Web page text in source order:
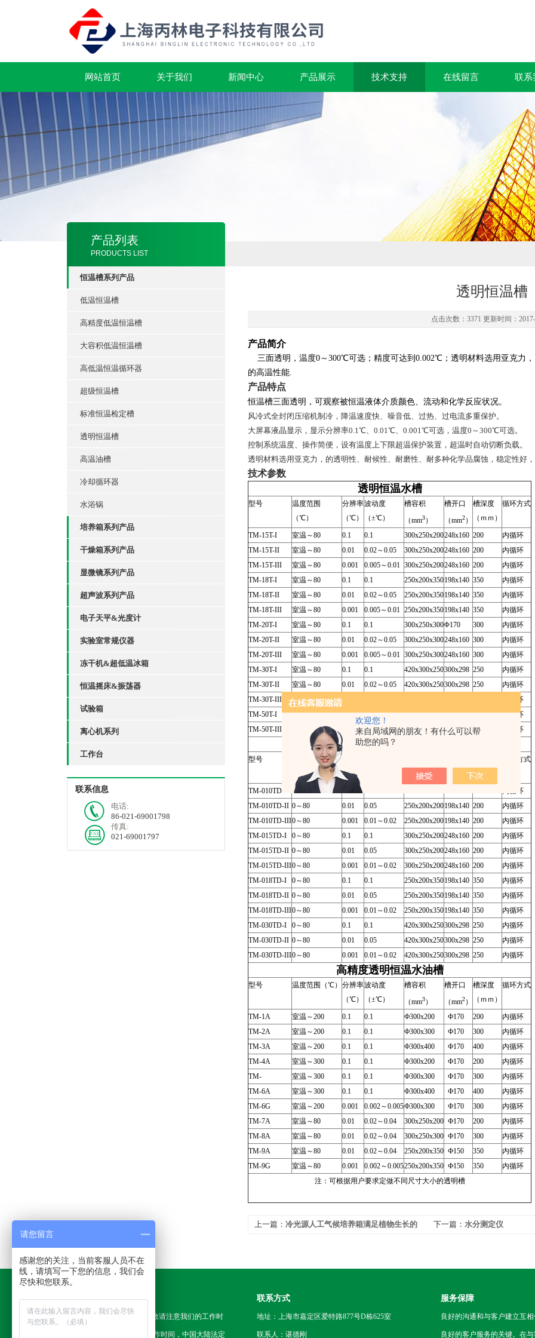
欢迎您！
来自局域网的朋友！有什么可以帮
助您的吗？
网站首页 关于我们 新闻中心 产品展示 技术支持 在线留言 联系
产品列表
PRODUCTS LIST
恒温槽系列产品
低温恒温槽
高精度低温恒温槽
大容积低温恒温槽
高低温恒温循环器
超级恒温槽
标准恒温检定槽
透明恒温槽
高温油槽
冷却循环器
水浴锅
培养箱系列产品
干燥箱系列产品
显微镜系列产品
超声波系列产品
电子天平&光度计
实验室常规仪器
冻干机&超低温冰箱
恒温摇床&振荡器
试验箱
离心机系列
工作台
联系信息
电话:
86-021-69001798
传真:
021-69001797
透明恒温槽
点击次数：3371 更新时间：
产品简介
三面透明，温度0～300℃可选；精度可达到0.002℃；透明材料选用亚克力
的高温性能.
产品特点
恒温槽三面透明，可观察被恒温液体介质颜色、流动和化学反应状况。
风冷式全封闭压缩机制冷，降温速度快、噪音低、过热、过电流多重保护。
大屏幕液晶显示，显示分辨率0.1℃、0.01℃、0.001℃可选，温度0～300℃可选。
控制系统温度、操作简便，设有温度上下限超温保护装置，超温时自动切断负载。
透明材料选用亚克力，的透明性、耐候性、耐磨性、耐多种化学品腐蚀，稳定性好
技术参数
透明恒温水槽
型号
温度范围
（℃）
分辨率
（℃）
波动度
（±℃）
槽容积
（mm3）
槽开口
（mm2）
槽深度
（ｍｍ）
循环方式
TM-15T-I 室温～80 0.1 0.1 300x250x200248x160 200
内循环
TM-15T-II
室温～80 0.01 0.02～0.05 300x250x200248x160 200
内循环
TM-15T-III
室温～80 0.001 0.005～0.01 300x250x200248x160 200
内循环
TM-18T-I
室温～80 0.1 0.1 250x200x350198x140 350
内循环
TM-18T-II
室温～80 0.01 0.02～0.05 250x200x350198x140 350
内循环
TM-18T-III
室温～80 0.001 0.005～0.01 250x200x350198x140 350
内循环
TM-20T-I
室温～80 0.1 0.1 300x250x300Φ170 300
内循环
TM-20T-II
室温～80 0.01 0.02～0.05 300x250x300248x160 300
内循环
TM-20T-III
室温～80 0.001 0.005～0.01 300x250x300248x160 300
内循环
TM-30T-I
室温～80 0.1 0.1 420x300x250300x298 250
内循环
TM-30T-II
室温～80 0.01 0.02～0.05 420x300x250300x298 250
内循环
TM-30T-III
室温～80 0.001
内循环
TM-50T-I
室温～80 0.1 0.1 500x350x300380x348 300
内循环
TM-50T-III
室温～80 0.001 0.01～0.02 500x350x300380x348 300 内循环
高精度透明低温恒温槽
型号
温度范围
（℃）
（℃）
（mm3） ）（ｍｍ）
循环方式
TM-010TD-I 0～80
内循环
TM-010TD-II 0～80 0.01 0.05 250x200x200198x140 200
内循环
TM-010TD-III0～80 0.001 0.01～0.02 250x200x200198x140 200
内循环
TM-015TD-I
0～80 0.1 0.1 300x250x200248x160 200
内循环
TM-015TD-II 0～80 0.01 0.05 300x250x200248x160 200
内循环
TM-015TD-III0～80 0.001 0.01～0.02 300x250x200248x160 200
内循环
TM-018TD-I
0～80 0.1 0.1 250x200x350198x140 350
内循环
TM-018TD-II 0～80 0.01 0.05 250x200x350198x140 350
内循环
TM-018TD-III0～80 0.001 0.01～0.02 250x200x350198x140 350
内循环
TM-030TD-I
0～80 0.1 0.1 420x300x250300x298 250
内循环
TM-030TD-II 0～80 0.01 0.05 420x300x250300x298 250
内循环
TM-030TD-III0～80 0.001 0.01～0.02 420x300x250300x298 250 内循环
高精度透明恒温水油槽
型号 温度范围（℃） 分辨率
（℃）
波动度
（±℃）
槽容积
（mm3）
槽开口
（mm2）
槽深度
（ｍｍ）
循环方式
TM-1A 室温～200 0.1 0.1 Ф300x200 Ф170 200
内循环
TM-2A
室温～200 0.1 0.1 Ф300x300 Ф170 300
内循环
TM-3A
室温～200 0.1 0.1 Ф300x400 Ф170 400
内循环
TM-4A
室温～300 0.1 0.1 Ф300x200 Ф170 200
内循环
TM-
室温～300 0.1 0.1 Ф300x300 Ф170 300
内循环
TM-6A
室温～300 0.1 0.1 Ф300x400 Ф170 400
内循环
TM-6G
室温～200 0.001 0.002～0.005Ф300x300 Ф170 300
内循环
TM-7A
室温～80 0.01 0.02～0.04 300x250x200 Ф170 200
内循环
TM-8A
室温～80 0.01 0.02～0.04 300x250x300 Ф170 300
内循环
TM-9A
室温～80 0.01 0.02～0.04 250x200x350 Ф150 350
内循环
TM-9G
室温～80 0.001 0.002～0.005250x200x350 Ф150 350
内循环
注：可根据用户要求定做不同尺寸大小的透明槽
上一篇： 冷光源人工气候培养箱满足植物生长的
下一篇： 水分测定仪
工作时间
为了避免不必要的等待，敬请注意我们的工作时
间 。以下是我们的正常工作时间，中国大陆法定
联系方式
地址：上海市嘉定区爱特路877号D栋625室
联系人：谌德刚
服务保障
良好的沟通和与客户建立互
良好的客户服务的关键。在
请您留言
感谢您的关注，当前客服人员不在
线，请填写一下您的信息，我们会
尽快和您联系。